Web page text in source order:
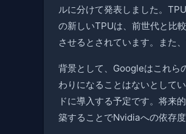
ルに分けて発表しました。
の新しいTPUは、前世代と比
させるとされています。また
背景として、Googleはこれら
わりになることはないとして
ドに導入する予定です。将来
築することでNvidiaへの依存